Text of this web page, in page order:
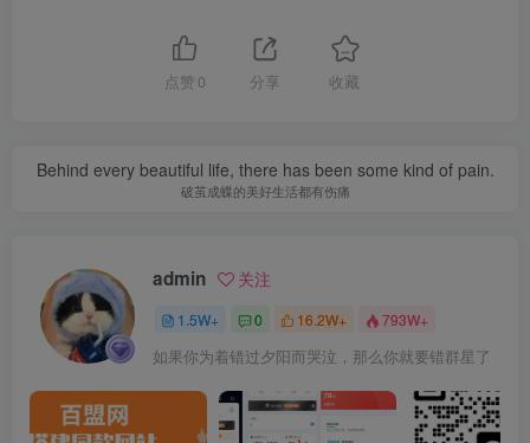
点赞 0 分享 收藏
Behind every beautiful life, there has been some kind of pain.
破茧成蝶的美好生活都有伤痛
admin 关注
1.5W+ 0 16.2W+ 793W+
如果你为着错过夕阳而哭泣，那么你就要错群星了